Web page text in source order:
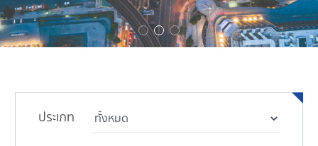
ประเภท